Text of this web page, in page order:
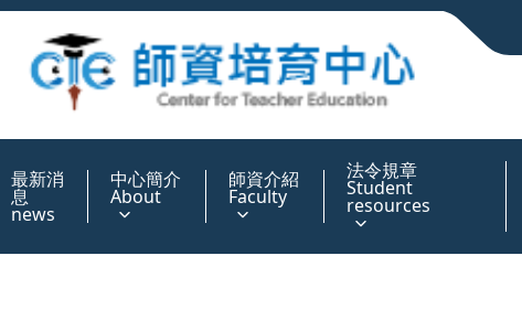
最新消
息
news
中心簡介
About
師資介紹
Faculty
法令規章
Student
resources